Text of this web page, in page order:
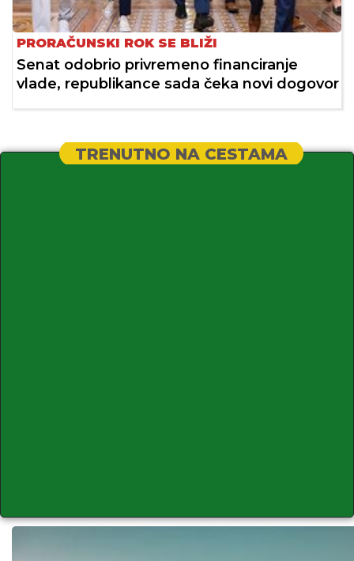
PRORAČUNSKI ROK SE BLIŽI
Senat odobrio privremeno financiranje
vlade, republikance sada čeka novi dogovor
TRENUTNO NA CESTAMA